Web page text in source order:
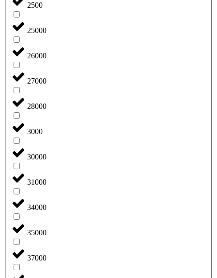
2500
25000
26000
27000
28000
3000
30000
31000
34000
35000
37000